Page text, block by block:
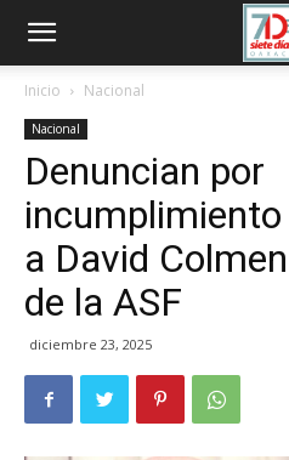
Inicio Nacional
Nacional
Denuncian por
a David
de la ASF
diciembre 23, 2025